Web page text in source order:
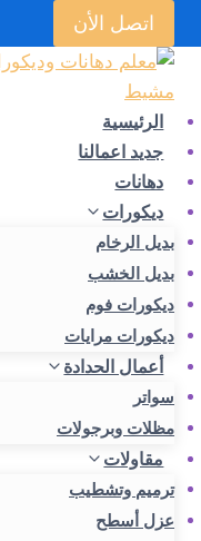
التجاوز
إلى
المحتوى
اتصل الأن
الرئيسية
جديد اعمالنا
دهانات
ديكورات
بديل الرخام
بديل الخشب
ديكورات فوم
ديكورات مرايات
أعمال الحدادة
سواتر
مظلات وبرجولات
مقاولات
ترميم وتشطيب
عزل أسطح